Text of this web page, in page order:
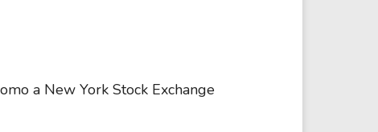
a New York Stock Exchange